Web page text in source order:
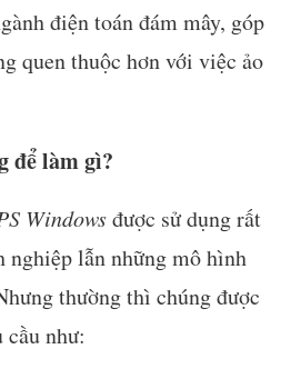
điện toán đám mây, góp
quen thuộc hơn với việc ảo
để làm gì?
Windowsđược sử dụng rất
nghiệp lẫn những mô hình
thường thì chúng được
cầu như: